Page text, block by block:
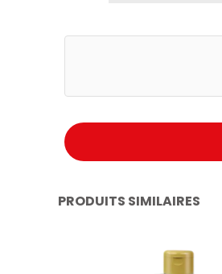
PRODUITS SIMILAIRES